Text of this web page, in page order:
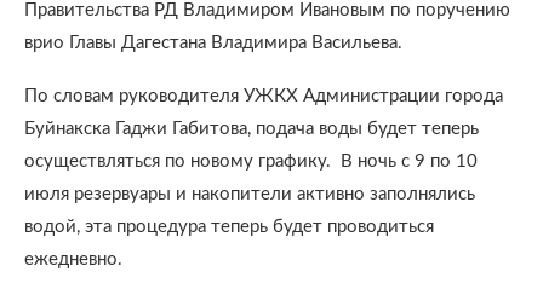
Правительства РД Владимиром Ивановым по поручению
врио Главы Дагестана Владимира Васильева.
По словам руководителя УЖКХ Администрации города
Буйнакска Гаджи Габитова, подача воды будет теперь
осуществляться по новому графику. В ночь с 9 по 10
июля резервуары и накопители активно заполнялись
водой, эта процедура теперь будет проводиться
ежедневно.